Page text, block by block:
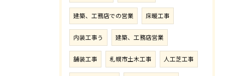
建築、工務店での営業 床暖工事
内装工事う 建築、工務店営業
舗装工事 札幌市土木工事 人工芝工事